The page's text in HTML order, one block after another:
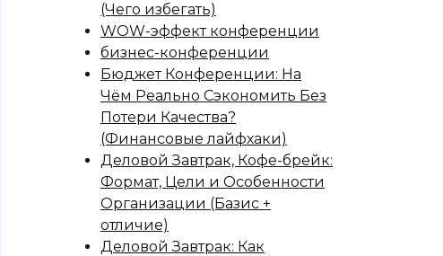
(Чего избегать)
WOW-эффект конференции
бизнес-конференции
Бюджет Конференции: На
Чём Реально Сэкономить Без
Потери Качества?
(Финансовые лайфхаки)
Деловой Завтрак, Кофе-брейк:
Формат, Цели и Особенности
Организации (Базис +
отличие)
Деловой Завтрак: Как